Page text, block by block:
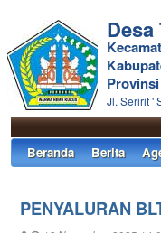
Desa
Jl. Seririt '
Beranda Berita
PENYALURAN